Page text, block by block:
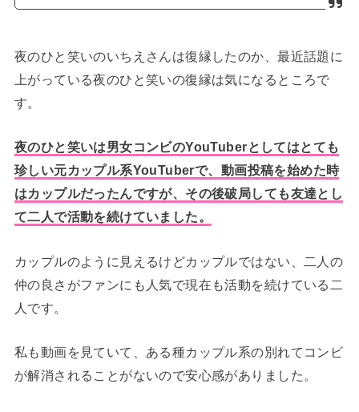
夜のひと笑いのいちえさんは復縁したのか、最近話題に
上がっている夜のひと笑いの復縁は気になるところで
す。
夜のひと笑いは男女コンビのYouTuberとしてはとても
珍しい元カップル系YouTuberで、動画投稿を始めた時
はカップルだったんですが、その後破局しても友達とし
て二人で活動を続けていました。
カップルのように見えるけどカップルではない、二人の
仲の良さがファンにも人気で現在も活動を続けている二
人です。
私も動画を見ていて、ある種カップル系の別れてコンビ
が解消されることがないので安心感がありました。